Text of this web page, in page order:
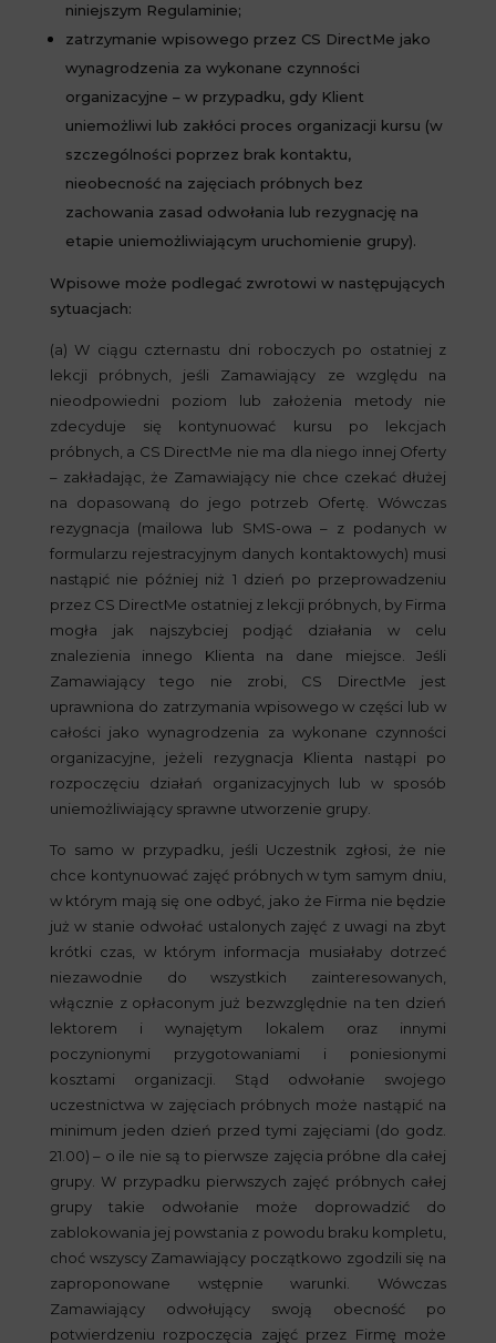
niniejszym Regulaminie;
zatrzymanie wpisowego przez CS DirectMe jako
wynagrodzenia za wykonane czynności
organizacyjne – w przypadku, gdy Klient
uniemożliwi lub zakłóci proces organizacji kursu (w
szczególności poprzez brak kontaktu,
nieobecność na zajęciach próbnych bez
zachowania zasad odwołania lub rezygnację na
etapie uniemożliwiającym uruchomienie grupy).
Wpisowe może podlegać zwrotowi w następujących
sytuacjach:
(a) W ciągu czternastu dni roboczych po ostatniej z
lekcji próbnych, jeśli Zamawiający ze względu na
nieodpowiedni poziom lub założenia metody nie
zdecyduje się kontynuować kursu po lekcjach
próbnych, a CS DirectMe nie ma dla niego innej Oferty
– zakładając, że Zamawiający nie chce czekać dłużej
na dopasowaną do jego potrzeb Ofertę. Wówczas
rezygnacja (mailowa lub SMS-owa – z podanych w
formularzu rejestracyjnym danych kontaktowych) musi
nastąpić nie później niż 1 dzień po przeprowadzeniu
przez CS DirectMe ostatniej z lekcji próbnych, by Firma
mogła jak najszybciej podjąć działania w celu
znalezienia innego Klienta na dane miejsce. Jeśli
Zamawiający tego nie zrobi, CS DirectMe jest
uprawniona do zatrzymania wpisowego w części lub w
całości jako wynagrodzenia za wykonane czynności
organizacyjne, jeżeli rezygnacja Klienta nastąpi po
rozpoczęciu działań organizacyjnych lub w sposób
uniemożliwiający sprawne utworzenie grupy.
To samo w przypadku, jeśli Uczestnik zgłosi, że nie
chce kontynuować zajęć próbnych w tym samym dniu,
w którym mają się one odbyć, jako że Firma nie będzie
już w stanie odwołać ustalonych zajęć z uwagi na zbyt
krótki czas, w którym informacja musiałaby dotrzeć
niezawodnie do wszystkich zainteresowanych,
włącznie z opłaconym już bezwzględnie na ten dzień
lektorem i wynajętym lokalem oraz innymi
poczynionymi przygotowaniami i poniesionymi
kosztami organizacji. Stąd odwołanie swojego
uczestnictwa w zajęciach próbnych może nastąpić na
minimum jeden dzień przed tymi zajęciami (do godz.
21.00) – o ile nie są to pierwsze zajęcia próbne dla całej
grupy. W przypadku pierwszych zajęć próbnych całej
grupy takie odwołanie może doprowadzić do
zablokowania jej powstania z powodu braku kompletu,
choć wszyscy Zamawiający początkowo zgodzili się na
zaproponowane wstępnie warunki. Wówczas
Zamawiający odwołujący swoją obecność po
potwierdzeniu rozpoczęcia zajęć przez Firmę może